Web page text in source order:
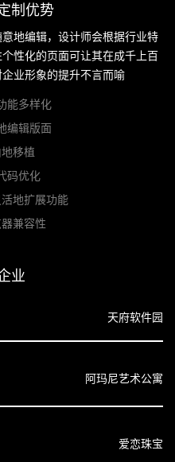
制优势
地编辑，设计师会根据行业特
性化的页面可让其在成千上百
业形象的提升不言而喻
能多样化
编辑版面
移植
码优化
地扩展功能
兼容性
业
天府软件园
阿玛尼艺术公寓
爱恋珠宝